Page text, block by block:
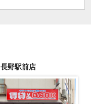
長野駅前店